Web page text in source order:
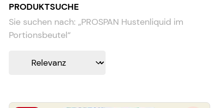
PRODUKTSUCHE
Sie suchen nach: „PROSPAN Hustenliquid im
Portionsbeutel“